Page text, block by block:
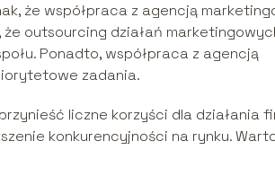
że współpraca z agencją
outsourcing działań
Ponadto, współpraca z agencją
zadania.
liczne korzyści dla działania
konkurencyjności na rynku.